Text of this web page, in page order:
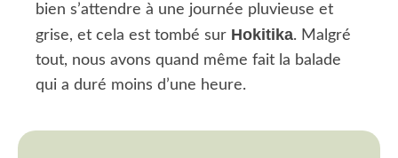
bien s’attendre à une journée pluvieuse et
grise, et cela est tombé sur Hokitika. Malgré
tout, nous avons quand même fait la balade
qui a duré moins d’une heure.